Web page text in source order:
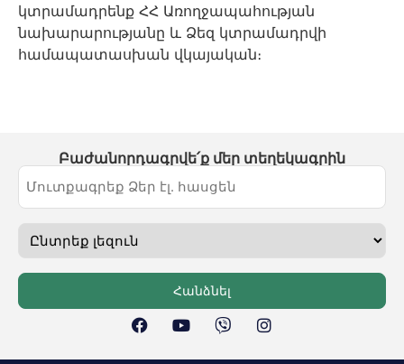
կտրամադրենք ՀՀ Առողջապահության
նախարարությանը և Ձեզ կտրամադրվի
համապատասխան վկայական։
Բաժանորդագրվե՛ք մեր տեղեկագրին
Հանձնել